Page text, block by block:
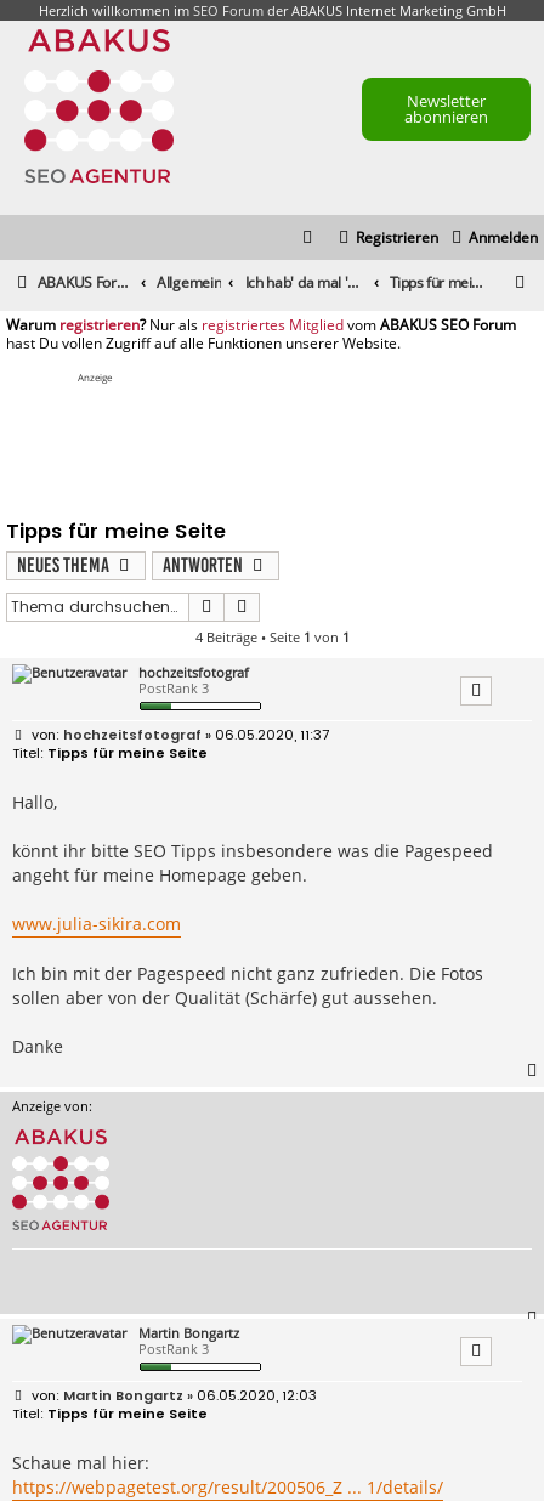
Herzlich willkommen im SEO Forumder ABAKUS Internet Marketing GmbH
Newsletter
abonnieren
Anmelden
Registrieren
ABAKUS Foren-Übersicht Allgemein Ich hab' da mal 'ne Frage Tipps für meine Seite
registrieren registriertes Mitglied
Anzeige
Tipps für meine Seite
Neues Thema
Antworten
Suche
4 Beiträge • Seite 1 von 1
hochzeitsfotograf
PostRank 3
B
e
i
r
a
hochzeitsfotograf » 06.05.2020, 11:37
Tipps für meine Seite
Hallo,
könnt ihr bitte SEO Tipps insbesondere was die Pagespeed
angeht für meine Homepage geben.
www.julia-sikira.com
Ich bin mit der Pagespeed nicht ganz zufrieden. Die Fotos
sollen aber von der Qualität (Schärfe) gut aussehen.
Danke
Anzeige von:
Martin Bongartz
PostRank 3
B
e
r
a
g
Martin Bongartz » 06.05.2020, 12:03
Tipps für meine Seite
Schaue mal hier:
https://webpagetest.org/result/200506_Z ... 1/details/